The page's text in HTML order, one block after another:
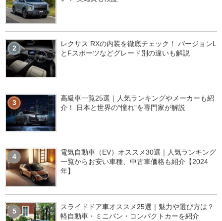
2
レクサス RXの内装を徹底チェック！ バージョンL
とFスポーツなどグレード別の違いも解説
3
高級車一覧25選｜人気ランキングやメーカーも紹
介！ 日本と世界の“憧れ”を専門家が解説
4
電気自動車（EV）オススメ30選｜人気ランキング
一覧からお安い車種、中古車価格も紹介【2024
年】
5
スライドドア車オススメ25選｜魅力や選び方は？
軽自動車・ミニバン・コンパクトカーを紹介